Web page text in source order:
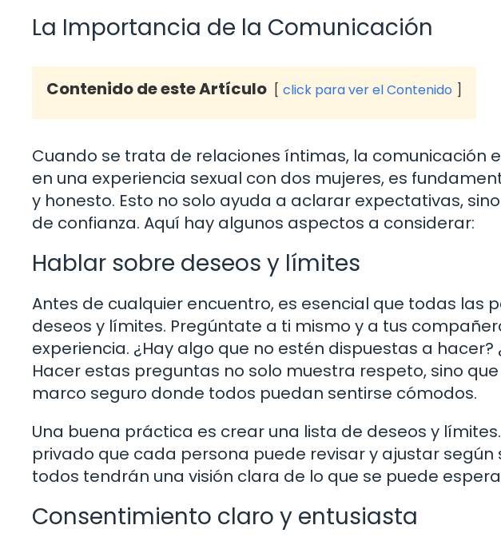
La Importancia de la Comunicación
Contenido de este Artículo click para ver el Contenido
Cuando se trata de relaciones íntimas, la comunicación
en una experiencia sexual con dos mujeres, es
y honesto. Esto no solo ayuda a aclarar expectativas,
de confianza. Aquí hay algunos aspectos a considerar:
Hablar sobre deseos y límites
Antes de cualquier encuentro, es esencial que todas las
deseos y límites. Pregúntate a ti mismo y a tus
experiencia. ¿Hay algo que no estén dispuestas a
Hacer estas preguntas no solo muestra respeto, sino
marco seguro donde todos puedan sentirse cómodos.
Una buena práctica es crear una lista de deseos y
privado que cada persona puede revisar y ajustar
todos tendrán una visión clara de lo que se puede
Consentimiento claro y entusiasta